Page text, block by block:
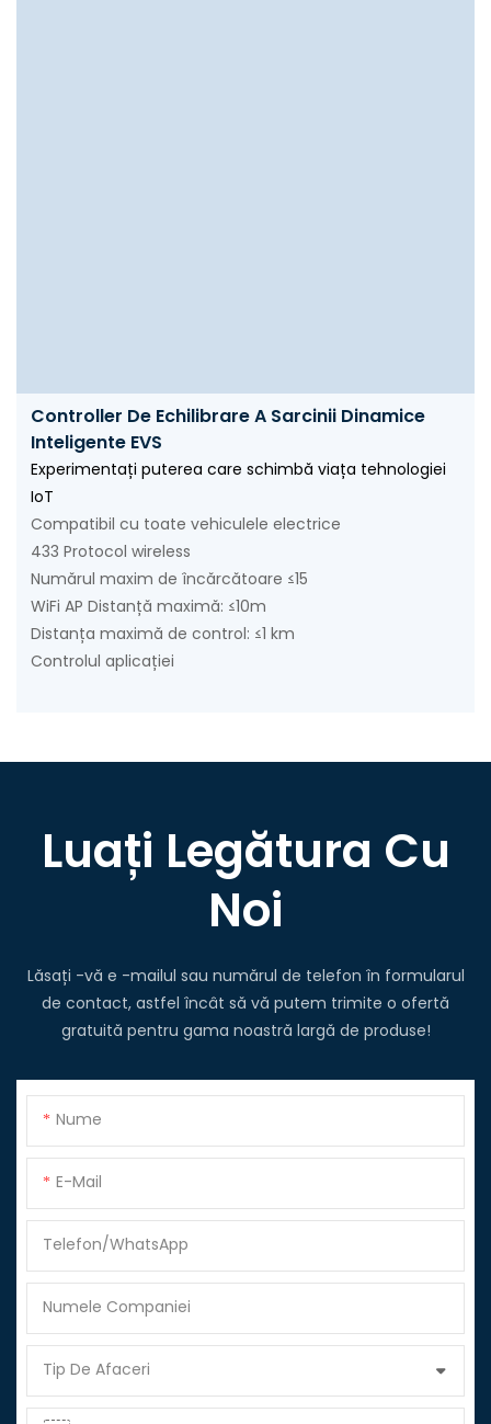
Controller De Echilibrare A Sarcinii Dinamice
Inteligente EVS
Experimentați puterea care schimbă viața tehnologiei
IoT
Compatibil cu toate vehiculele electrice
433 Protocol wireless
Numărul maxim de încărcătoare ≤15
WiFi AP Distanță maximă: ≤10m
Distanța maximă de control: ≤1 km
Controlul aplicației
Luați Legătura Cu
Noi
Lăsați -vă e -mailul sau numărul de telefon în formularul
de contact, astfel încât să vă putem trimite o ofertă
gratuită pentru gama noastră largă de produse!
Nume
E-Mail
Telefon/WhatsApp
Numele Companiei
Tip De Afaceri